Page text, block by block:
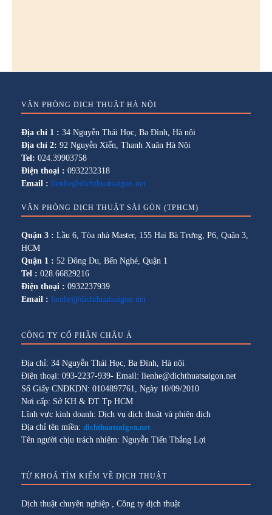
VĂN PHÒNG DỊCH THUẬT HÀ NỘI
Địa chỉ 1 : 34 Nguyễn Thái Học, Ba Đình, Hà nội
Địa chỉ 2: 92 Nguyễn Xiển, Thanh Xuân Hà Nội
Tel: 024.39903758
Điện thoại : 0932232318
Email : lienhe@dichthuatsaigon.net
VĂN PHÒNG DỊCH THUẬT SÀI GÒN (TPHCM)
Quận 3 : Lầu 6, Tòa nhà Master, 155 Hai Bà Trưng, P6, Quận 3,
HCM
Quận 1 : 52 Đông Du, Bến Nghé, Quận 1
Tel : 028.66829216
Điện thoại : 0932237939
Email : lienhe@dichthuatsaigon.net
CÔNG TY CỔ PHẦN CHÂU Á
Địa chỉ: 34 Nguyễn Thái Học, Ba Đình, Hà nội
Điện thoại: 093-2237-939- Email: lienhe@dichthuatsaigon.net
Số Giấy CNĐKDN: 0104897761, Ngày 10/09/2010
Nơi cấp: Sở KH & ĐT Tp HCM
Lĩnh vực kinh doanh: Dịch vụ dịch thuật và phiên dịch
Địa chỉ tên miền: dichthuatsaigon.net
Tên người chịu trách nhiệm: Nguyễn Tiến Thắng Lợi
TỪ KHOÁ TÌM KIẾM VỀ DỊCH THUẬT
Dịch thuật chuyên nghiệp Công ty dịch thuật